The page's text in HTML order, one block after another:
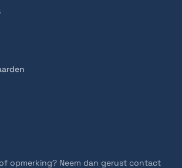
opmerking? Neem dan gerust contact